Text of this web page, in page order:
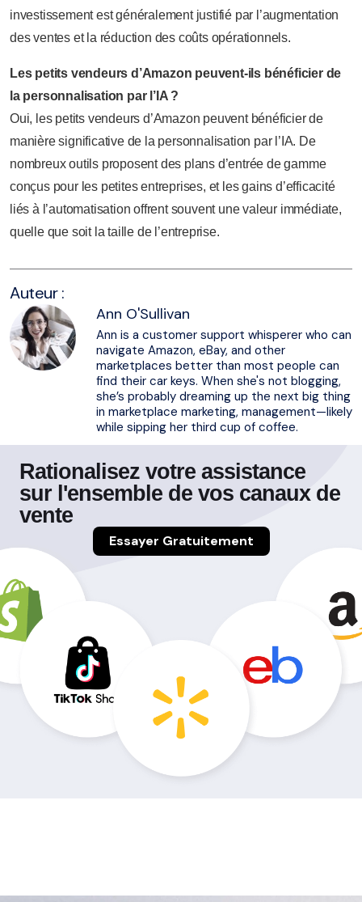
investissement est généralement justifié par l’augmentation
des ventes et la réduction des coûts opérationnels.
Les petits vendeurs d’Amazon peuvent-ils bénéficier de
la personnalisation par l’IA ?
Oui, les petits vendeurs d’Amazon peuvent bénéficier de
manière significative de la personnalisation par l’IA. De
nombreux outils proposent des plans d’entrée de gamme
conçus pour les petites entreprises, et les gains d’efficacité
liés à l’automatisation offrent souvent une valeur immédiate,
quelle que soit la taille de l’entreprise.
Auteur :
Ann O'Sullivan
Ann is a customer support whisperer who can
navigate Amazon, eBay, and other
marketplaces better than most people can
find their car keys. When she's not blogging,
she’s probably dreaming up the next big thing
in marketplace marketing, management—likely
while sipping her third cup of coffee.
Rationalisez votre assistance
sur l'ensemble de vos canaux de
vente
Essayer Gratuitement